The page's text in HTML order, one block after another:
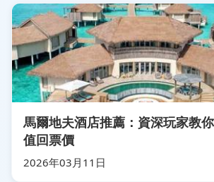
馬爾地夫酒店推薦：資深玩家教
值回票價
2026年03月11日